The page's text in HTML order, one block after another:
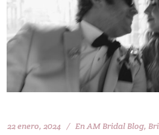
22 enero, 2024 EnAM Bridal Blog,